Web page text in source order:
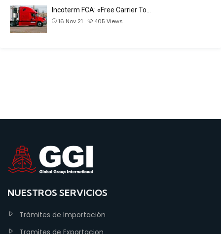
Incoterm FCA: «Free Carrier To…
16 Nov 21
405 Views
NUESTROS SERVICIOS
Trámites de Importación
Tramites de Exportacion